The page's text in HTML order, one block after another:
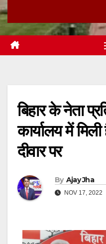
बिहार के नेता
कार्यालय में
दीवार पर
By Ajay Jha
NOV 17, 2022